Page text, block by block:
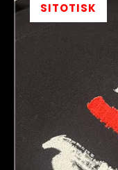
SITOTISK